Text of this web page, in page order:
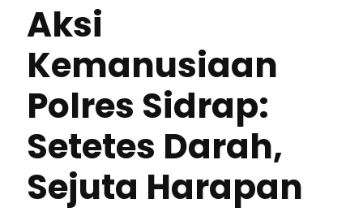
Aksi
Kemanusiaan
Polres Sidrap:
Setetes Darah,
Sejuta Harapan